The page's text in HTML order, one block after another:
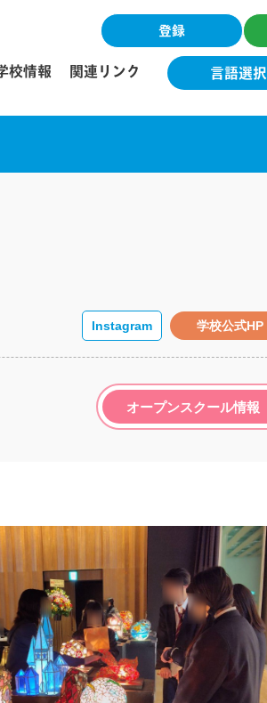
登録
校情報 関連リンク 言語選択
Instagram 学校公式HP
オープンスクール情報